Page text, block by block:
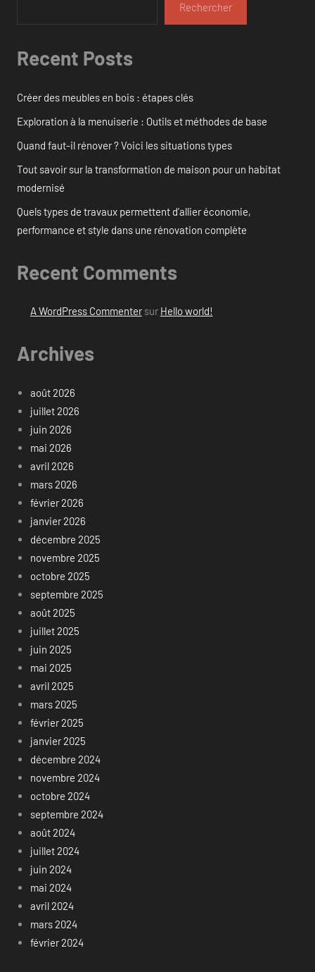
Rechercher
Recent Posts
Créer des meubles en bois : étapes clés
Exploration à la menuiserie : Outils et méthodes de base
Quand faut-il rénover ? Voici les situations types
Tout savoir sur la transformation de maison pour un habitat
modernisé
Quels types de travaux permettent d’allier économie,
performance et style dans une rénovation complète
Recent Comments
A WordPress Commentersur Hello world!
Archives
août 2026
juillet 2026
juin 2026
mai 2026
avril 2026
mars 2026
février 2026
janvier 2026
décembre 2025
novembre 2025
octobre 2025
septembre 2025
août 2025
juillet 2025
juin 2025
mai 2025
avril 2025
mars 2025
février 2025
janvier 2025
décembre 2024
novembre 2024
octobre 2024
septembre 2024
août 2024
juillet 2024
juin 2024
mai 2024
avril 2024
mars 2024
février 2024